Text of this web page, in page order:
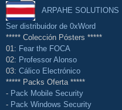
ARPAHE SOLUTIONS
Ser distribuidor de 0xWord
***** Colección Pósters *****
01: Fear the FOCA
02: Professor Alonso
03: Cálico Electrónico
***** Packs Oferta *****
- Pack Mobile Security
- Pack Windows Security